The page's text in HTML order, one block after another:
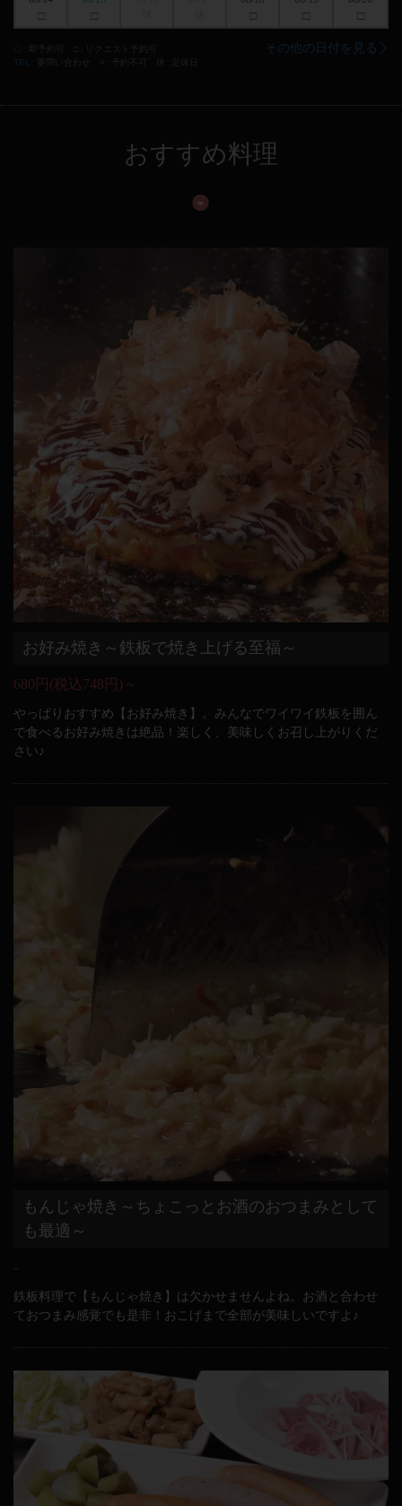
□ □ □ □ □
□
TEL
要問い合わせ 休 定休日
その他の日付を見る
おすすめ料理
お好み焼き～鉄板で焼き上げる至福～
680円(税込748円)～
やっぱりおすすめ【お好み焼き】。みんなでワイワイ鉄板を囲ん
で食べるお好み焼きは絶品！楽しく、美味しくお召し上がりくだ
さい♪
もんじゃ焼き～ちょこっとお酒のおつまみとして
も最適～
-
鉄板料理で【もんじゃ焼き】は欠かせませんよね。お酒と合わせ
ておつまみ感覚でも是非！おこげまで全部が美味しいですよ♪